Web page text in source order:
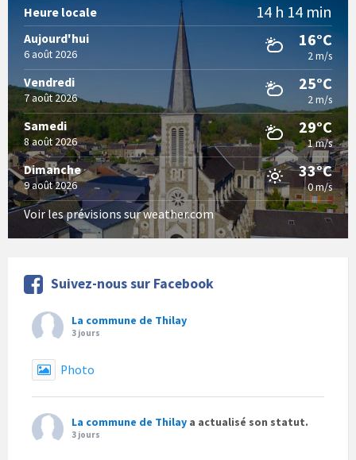
Heure locale 14 h 14 min
Aujourd'hui
6 août 2026
16°C
2 m/s
Vendredi
7 août 2026
25°C
2 m/s
Samedi
8 août 2026
29°C
1 m/s
Dimanche
9 août 2026
33°C
0 m/s
Voir les prévisions sur weather.com
Suivez-nous sur Facebook
La commune de Thilay
3 jours
Photo
La commune de Thilay a actualisé son statut.
3 jours